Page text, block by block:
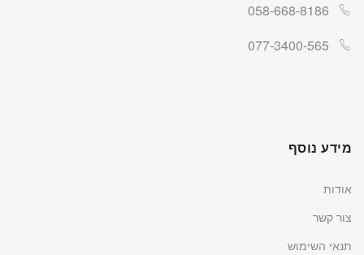
058-668-8186
077-3400-565
מידע נוסף
אודות
צור קשר
תנאי השימוש